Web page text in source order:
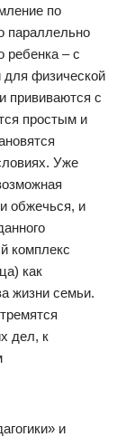
по
параллельно
ребенка – с
для физической
прививаются с
простым и
Уже
обжечься, и
комплекс
как
жизни семьи.
дел, к
и